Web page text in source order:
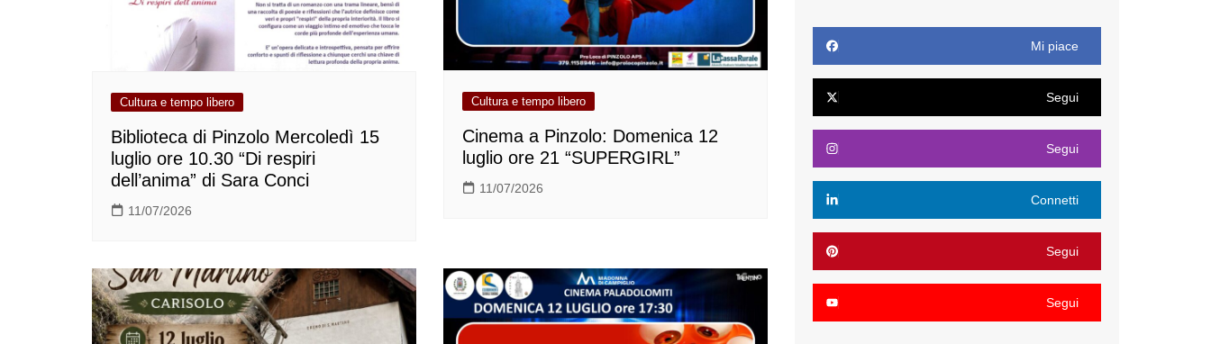
Cultura e tempo libero
Biblioteca di Pinzolo Mercoledì 15
luglio ore 10.30 “Di respiri
dell’anima” di Sara Conci
11/07/2026
Cultura e tempo libero
Cinema a Pinzolo: Domenica 12
luglio ore 21 “SUPERGIRL”
11/07/2026
Mi piace
Segui
Segui
Connetti
Segui
Segui